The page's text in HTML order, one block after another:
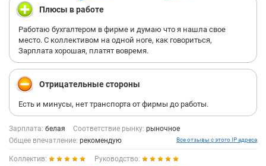
Плюсы в работе
Работаю бухгалтером в фирме и думаю что я нашла свое
место. С коллективом на одной ноге, как говориться,
Зарплата хорошая, платят вовремя.
Отрицательные стороны
Есть и минусы, нет транспорта от фирмы до работы.
Зарплата: белая Соответствие рынку: рыночное
Общее впечатление: рекомендую Все отзывы с этого IP адреса
Коллектив:
Руководство: